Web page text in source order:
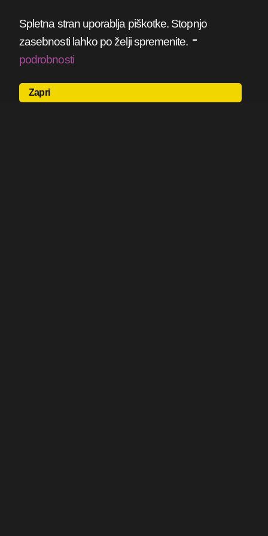
Spletna stran uporablja piškotke. Stopnjo
zasebnosti lahko po želji spremenite. -
podrobnosti
Zapri